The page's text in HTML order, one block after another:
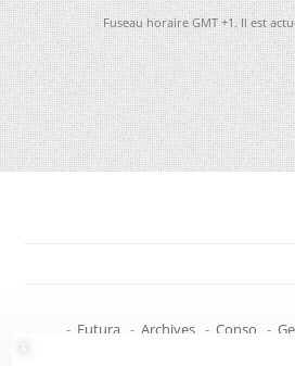
Fuseau horaire GMT +1. Il est
- Futura - Archives - Conso -